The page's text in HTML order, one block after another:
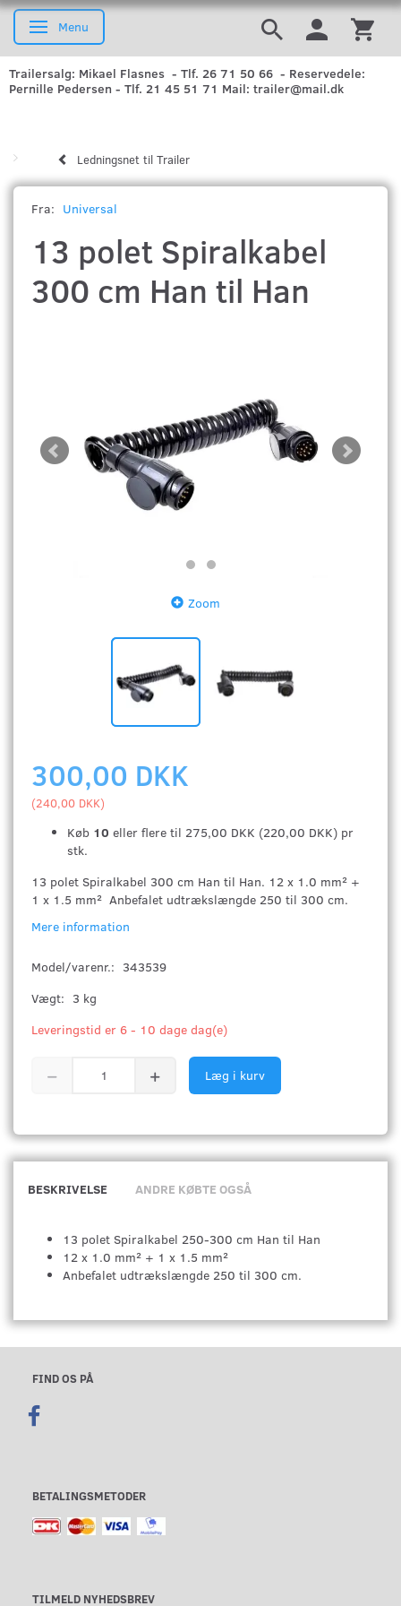
Skifte navigation
Menu
Trailersalg: Mikael Flasnes - Tlf. 26 71 50 66 - Reservedele:
Pernille Pedersen - Tlf. 21 45 51 71 Mail: trailer@mail.dk
Ledningsnet til Trailer
Fra: Universal
13 polet Spiralkabel
300 cm Han til Han
Zoom
300,00 DKK
(240,00 DKK)
Køb 10 eller flere til 275,00 DKK (220,00 DKK) pr
stk.
13 polet Spiralkabel 300 cm Han til Han. 12 x 1.0 mm² +
1 x 1.5 mm² Anbefalet udtrækslængde 250 til 300 cm.
Mere information
Model/varenr.: 343539
Vægt: 3 kg
Leveringstid er 6 - 10 dage dag(e)
Læg i kurv
BESKRIVELSE ANDRE KØBTE OGSÅ
13 polet Spiralkabel 250-300 cm Han til Han
12 x 1.0 mm² + 1 x 1.5 mm²
Anbefalet udtrækslængde 250 til 300 cm.
FIND OS PÅ
BETALINGSMETODER
TILMELD NYHEDSBREV